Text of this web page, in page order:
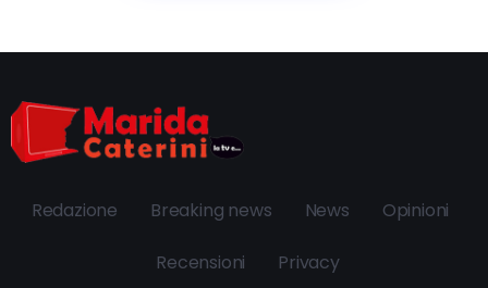
Redazione Breaking news News Opinioni
Recensioni Privacy